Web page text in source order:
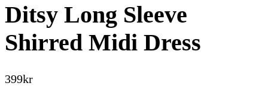
Ditsy Long Sleeve
Shirred Midi Dress
399kr